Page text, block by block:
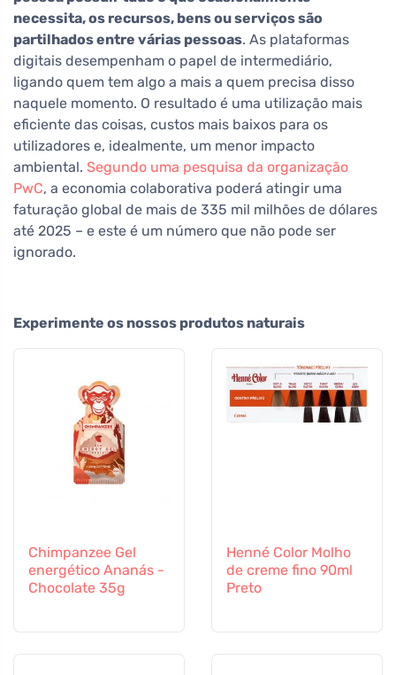
necessita, os recursos, bens ou serviços são
partilhados entre várias pessoas. As plataformas
digitais desempenham o papel de intermediário,
ligando quem tem algo a mais a quem precisa disso
naquele momento. O resultado é uma utilização mais
eficiente das coisas, custos mais baixos para os
utilizadores e, idealmente, um menor impacto
ambiental. Segundo uma pesquisa da organização
PwC, a economia colaborativa poderá atingir uma
faturação global de mais de 335 mil milhões de dólares
até 2025 – e este é um número que não pode ser
ignorado.
Experimente os nossos produtos naturais
Chimpanzee Gel
energético Ananás -
Chocolate 35g
Henné Color Molho
de creme fino 90ml
Preto